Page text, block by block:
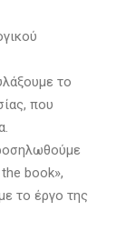
το
που
book»,
το έργο της